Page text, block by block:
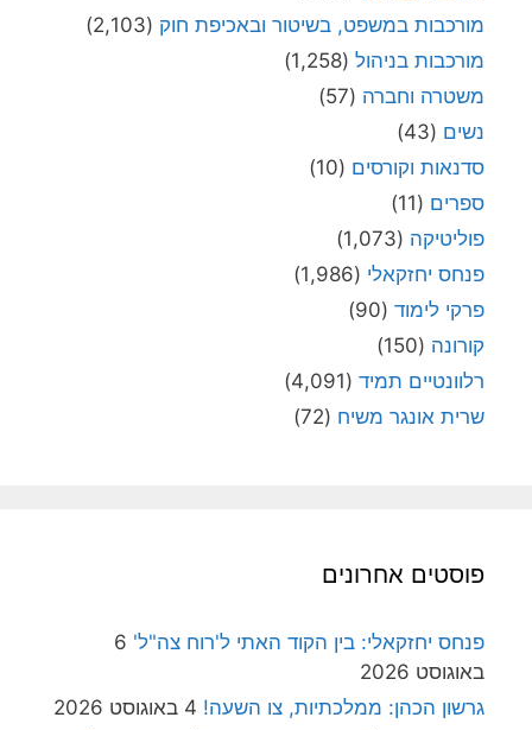
מורכבות במשפט, בשיטור ובאכיפת חוק (2,103)
מורכבות בניהול (1,258)
משטרה וחברה (57)
נשים (43)
סדנאות וקורסים (10)
ספרים (11)
פוליטיקה (1,073)
פנחס יחזקאלי (1,986)
פרקי לימוד (90)
קורונה (150)
רלוונטיים תמיד (4,091)
שרית אונגר משיח (72)
פוסטים אחרונים
פנחס יחזקאלי: בין הקוד האתי ל'רוח צה"ל' 6
באוגוסט 2026
גרשון הכהן: ממלכתיות, צו השעה! 4 באוגוסט 2026